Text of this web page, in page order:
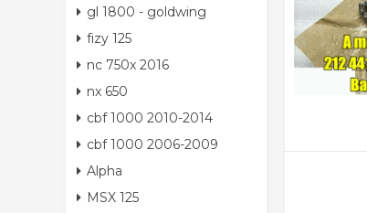
gl 1800 - goldwing
fizy 125
nc 750x 2016
nx 650
cbf 1000 2010-2014
cbf 1000 2006-2009
Alpha
MSX 125